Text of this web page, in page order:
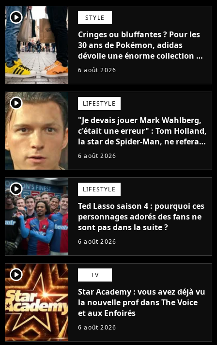
player2 STYLE
Cringes ou bluffantes ? Pour les
30 ans de Pokémon, adidas
dévoile une énorme collection de
sneakers et je ne sais pas quoi en
6 août 2026
player2 LIFESTYLE
"Je devais jouer Mark Wahlberg,
c'était une erreur" : Tom Holland,
la star de Spider-Man, ne referait
pas ce blockbuster
6 août 2026
player2 LIFESTYLE
Ted Lasso saison 4 : pourquoi ces
personnages adorés des fans ne
sont pas dans la suite ?
6 août 2026
player2 TV
Star Academy : vous avez déjà vu
la nouvelle prof dans The Voice
et aux Enfoirés
6 août 2026